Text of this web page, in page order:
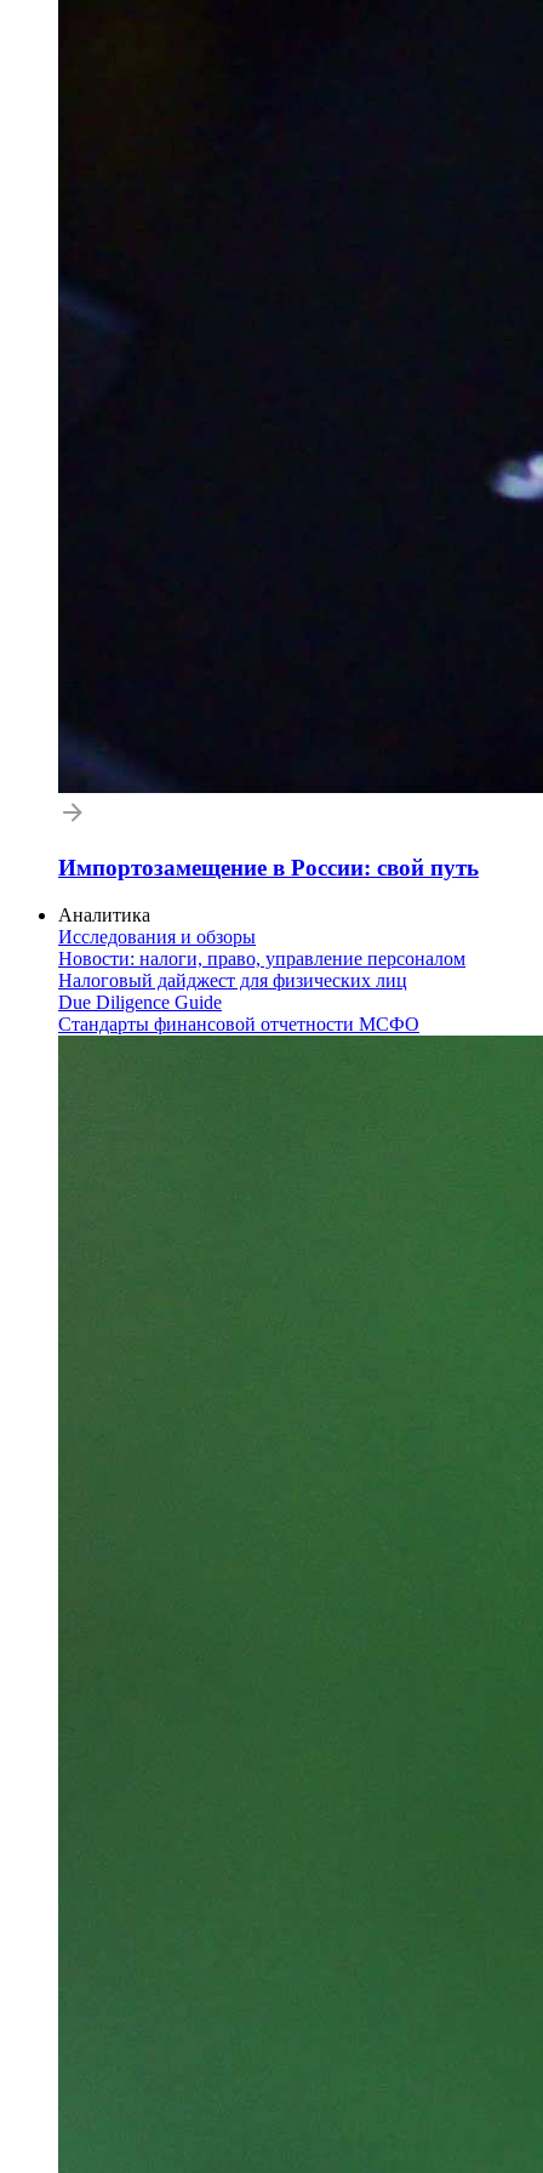
Импортозамещение в России: свой путь
Аналитика
Исследования и обзоры
Новости: налоги, право, управление персоналом
Налоговый дайджест для физических лиц
Due Diligence Guide
Стандарты финансовой отчетности МСФО